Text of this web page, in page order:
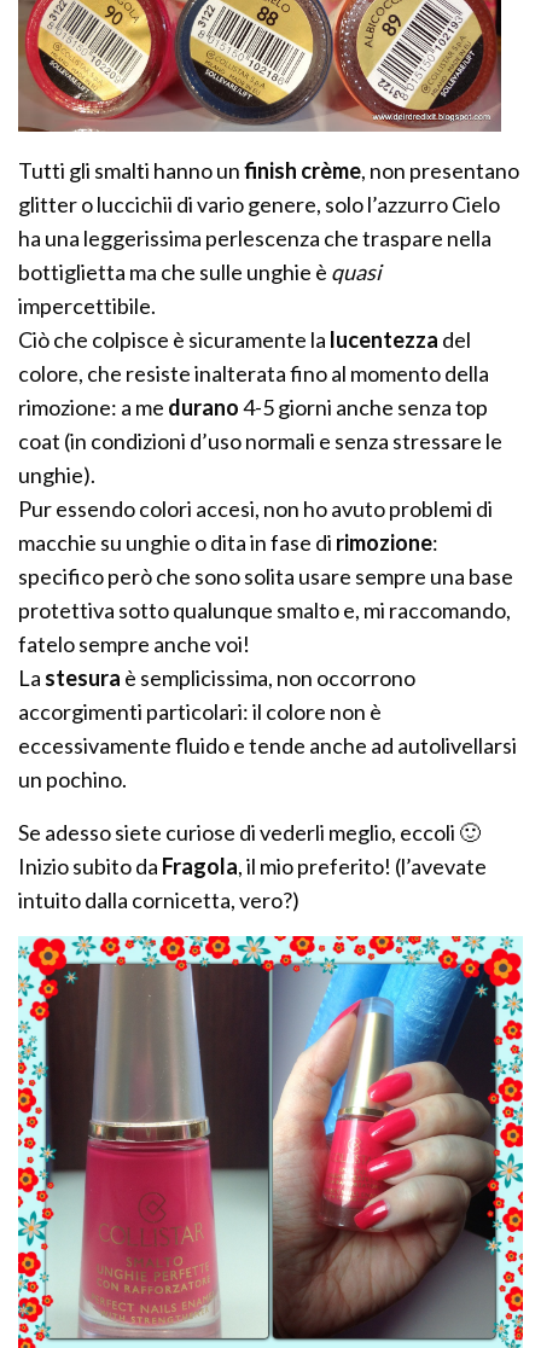
Tutti gli smalti hanno unfinish crème, non presentano
glitter o luccichii di vario genere, solo l’azzurro Cielo
ha una leggerissima perlescenza che traspare nella
bottiglietta ma che sulle unghie è quasi
impercettibile.
Ciò che colpisce è sicuramente la lucentezza del
colore, che resiste inalterata fino al momento della
rimozione: a me durano4-5 giorni anche senza top
coat (in condizioni d’uso normali e senza stressare le
unghie).
Pur essendo colori accesi, non ho avuto problemi di
macchie su unghie o dita in fase di rimozione:
specifico però che sono solita usare sempre una base
protettiva sotto qualunque smalto e, mi raccomando,
fatelo sempre anche voi!
La stesura è semplicissima, non occorrono
accorgimenti particolari: il colore non è
eccessivamente fluido e tende anche ad autolivellarsi
un pochino.
Se adesso siete curiose di vederli meglio, eccoli 🙂
Inizio subito da Fragola, il mio preferito! (l’avevate
intuito dalla cornicetta, vero?)